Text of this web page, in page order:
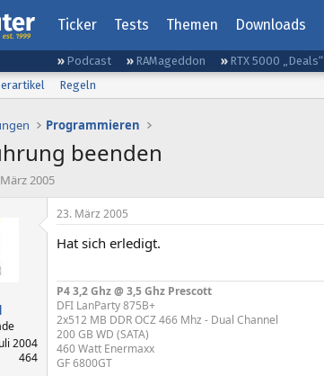
Ticker Tests Themen Downloads
Podcast RAMageddon RTX 5000 „Deals“
Regeln
Programmieren
beenden
2005
2004
464
23. März 2005
Hat sich erledigt.
P4 3,2 Ghz @ 3,5 Ghz Prescott
DFI LanParty 875B+
2x512 MB DDR OCZ 466 Mhz - Dual Channel
200 GB WD (SATA)
460 Watt Enermaxx
GF 6800GT